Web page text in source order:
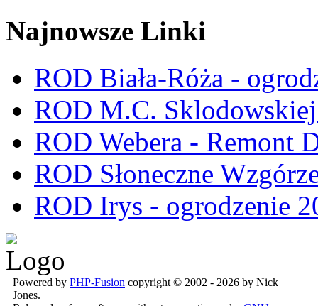
Najnowsze Linki
ROD Biała-Róża -
ROD M.C.
ROD Webera - Remont
ROD Słoneczne
ROD Irys - ogrodzenie
Powered by PHP-Fusion copyright © 2002 - 2026 by Nick
Jones.